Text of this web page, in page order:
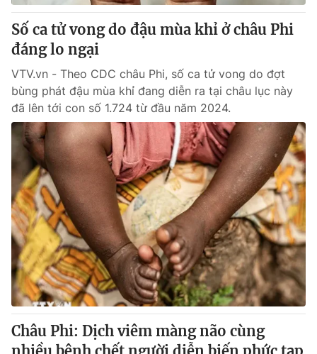
Tư vấn
Chuyên mục khác
Emagazine
Photo Infographic
Video Shorts video
VTV Money VTV Thể thao
VTV Sức khoẻ Bất động sản
Thị trường 24h Tấm lòng Việt
VTV4 Vươn mình bằng AI
VTV9 VTV8
Số ca tử vong do đậu mùa khỉ ở châu Phi
đáng lo ngại
VTV.vn - Theo CDC châu Phi, số ca tử vong do đợt
bùng phát đậu mùa khỉ đang diễn ra tại châu lục này
đã lên tới con số 1.724 từ đầu năm 2024.
Châu Phi: Dịch viêm màng não cùng